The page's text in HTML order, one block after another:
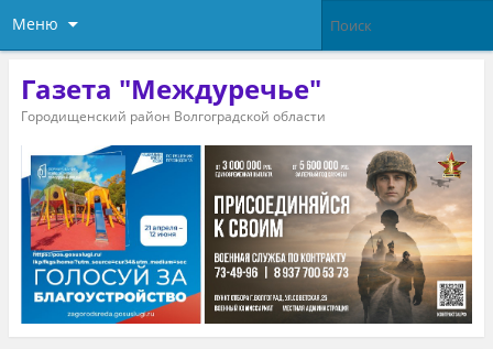
Меню
Газета "Междуречье"
Городищенский район Волгоградской области